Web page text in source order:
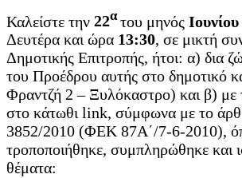
Καλείστε την 22ατου μηνός
Δευτέρα και ώρα 13:30, σε μικτή
Δημοτικής Επιτροπής, ήτοι: α) δια
του Προέδρου αυτής στο δημοτικό
Φραντζή 2 – Ξυλόκαστρο) και β) με
στο κάτωθι link, σύμφωνα με το
3852/2010 (ΦΕΚ 87Α΄/7-6-2010),
τροποποιήθηκε, συμπληρώθηκε και
θέματα: